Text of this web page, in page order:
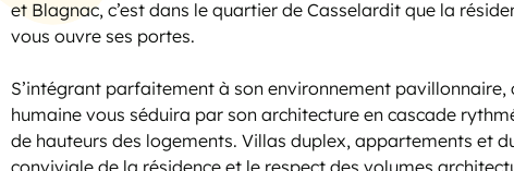
et Blagnac, c’est dans le quartier de Casselardit que la
vous ouvre ses portes.
S’intégrant parfaitement à son environnement pavillonnaire,
humaine vous séduira par son architecture en cascade
de hauteurs des logements. Villas duplex, appartements et